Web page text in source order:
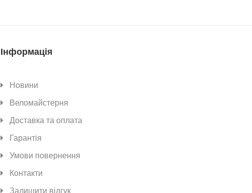
Інформація
Новини
Веломайстерня
Доставка та оплата
Гарантія
Умови повернення
Контакти
Залишити відгук